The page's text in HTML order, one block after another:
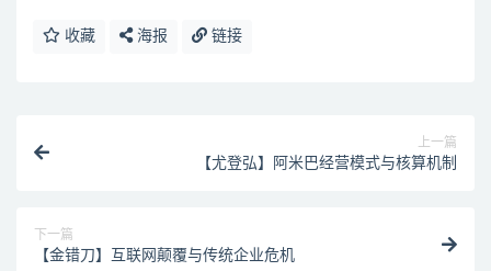
收藏 海报 链接
上一篇
【尤登弘】阿米巴经营模式与核算机制
下一篇
【金错刀】互联网颠覆与传统企业危机